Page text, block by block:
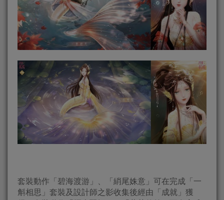
套裝動作「碧海渡游」、「綃尾姝意」可在完成「一
斛相思」套裝及設計師之影收集後經由「成就」獲